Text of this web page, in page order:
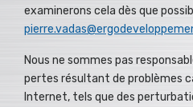
examinerons cela dès que
Nous ne sommes pas
pertes résultant de problèmes
Internet, tels que des